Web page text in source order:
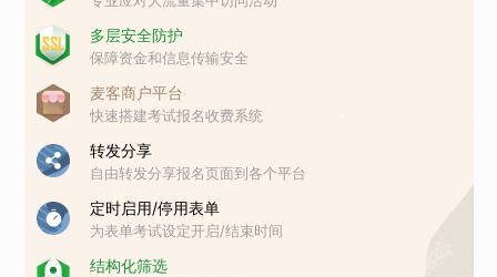
多层安全防护
保障资金和信息传输安全
麦客商户平台
快速搭建考试报名收费系统
转发分享
自由转发分享报名页面到各个平台
定时启用/停用表单
为表单考试设定开启/结束时间
结构化筛选